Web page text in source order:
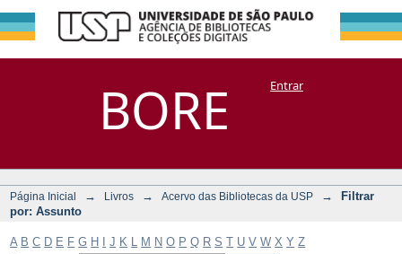
BORE
Filtrar por:
Assunto
DSpace/Manakin + CoriscoEntrar
Página Inicial → Livros → Acervo das Bibliotecas da USP →
Filtrar
por: Assunto
A B C D E F G H J K M N O P Q R S T U V W X Y Z